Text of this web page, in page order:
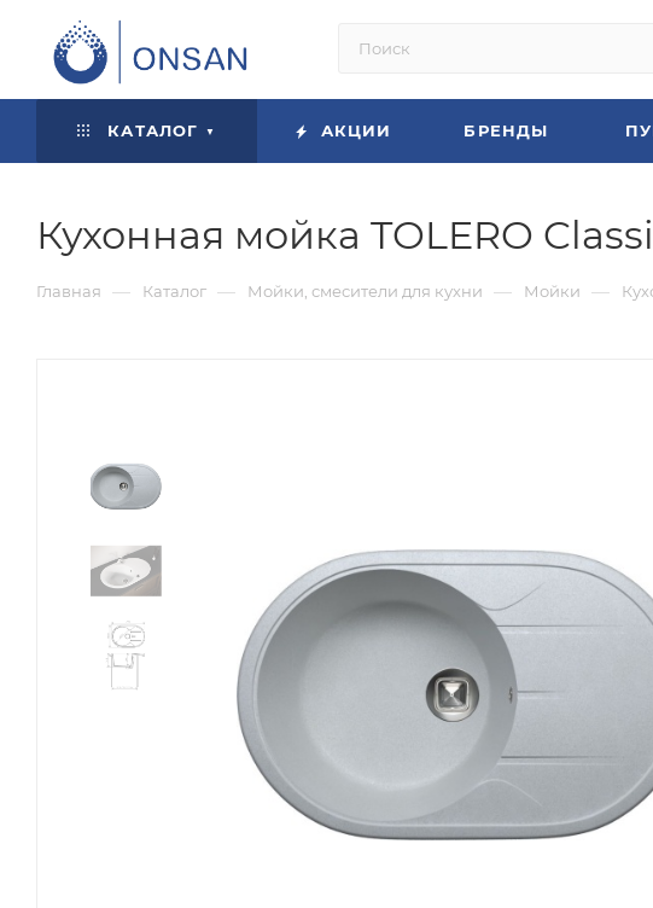
КАТАЛОГ АКЦИИ БРЕНДЫ
Кухонная мойка TOLERO
Главная — Каталог — Мойки, смесители для кухни — Мойки —